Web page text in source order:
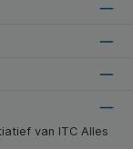
van ITC Alles